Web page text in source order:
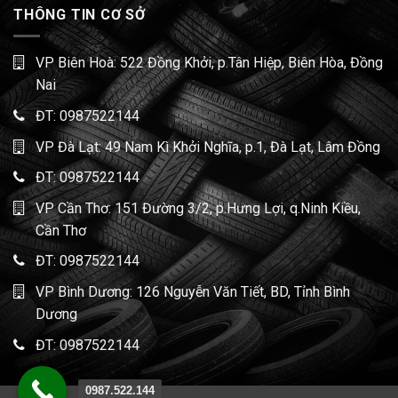
THÔNG TIN CƠ SỞ
VP Biên Hoà: 522 Đồng Khởi, p.Tân Hiệp, Biên Hòa, Đồng
Nai
ĐT: 0987522144
VP Đà Lạt: 49 Nam Kì Khởi Nghĩa, p.1, Đà Lạt, Lâm Đồng
ĐT:0987522144
VP Cần Thơ: 151 Đường 3/2, p.Hưng Lợi, q.Ninh Kiều,
Cần Thơ
ĐT: 0987522144
VP Bình Dương: 126 Nguyễn Văn Tiết, BD, Tỉnh Bình
Dương
ĐT: 0987522144
0987.522.144